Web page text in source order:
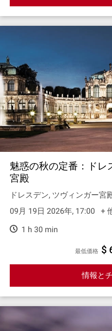
魅惑の秋の定番：ドレ
宮殿
ドレスデン, ツヴィンガー宮
09月 19日 2026年, 17:00
+
1 h 30 min
最低価格 $
情報と